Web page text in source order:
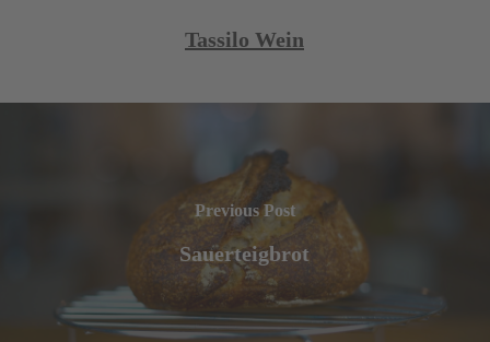
Tassilo Wein
Previous Post
Sauerteigbrot